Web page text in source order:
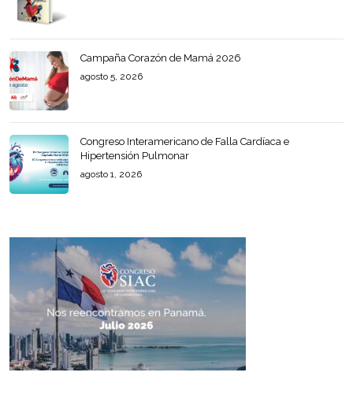
Campaña Corazón de Mamá 2026
agosto 5, 2026
Congreso Interamericano de Falla Cardíaca e
Hipertensión Pulmonar
agosto 1, 2026